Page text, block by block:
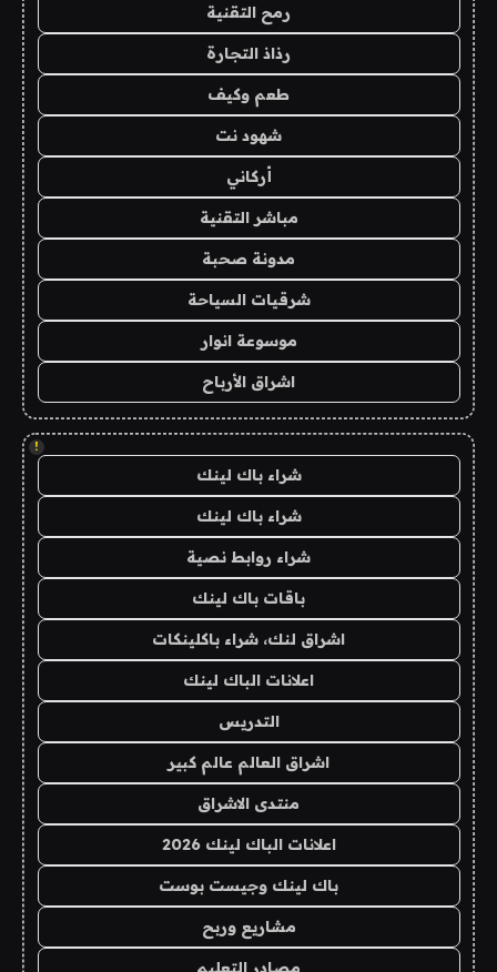
رمح التقنية
رذاذ التجارة
طعم وكيف
شهود نت
أركاني
مباشر التقنية
مدونة صحبة
شرقيات السياحة
موسوعة انوار
اشراق الأرباح
!
شراء باك لينك
شراء باك لينك
شراء روابط نصية
باقات باك لينك
اشراق لنك، شراء باكلينكات
اعلانات الباك لينك
التدريس
اشراق العالم عالم كبير
منتدى الاشراق
اعلانات الباك لينك 2026
باك لينك وجيست بوست
مشاريع وربح
مصادر التعليم